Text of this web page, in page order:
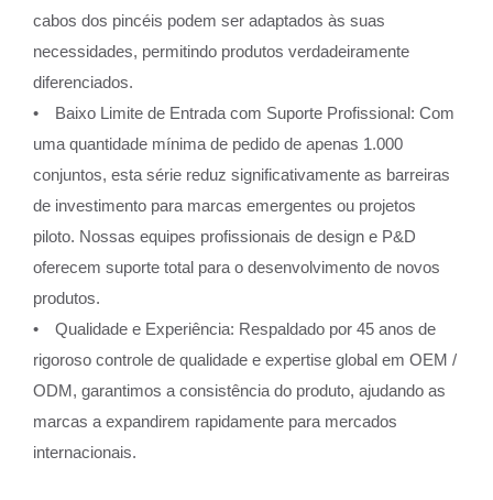
cabos dos pincéis podem ser adaptados às suas
necessidades, permitindo produtos verdadeiramente
diferenciados.
• Baixo Limite de Entrada com Suporte Profissional: Com
uma quantidade mínima de pedido de apenas 1.000
conjuntos, esta série reduz significativamente as barreiras
de investimento para marcas emergentes ou projetos
piloto. Nossas equipes profissionais de design e P&D
oferecem suporte total para o desenvolvimento de novos
produtos.
• Qualidade e Experiência: Respaldado por 45 anos de
rigoroso controle de qualidade e expertise global em OEM /
ODM, garantimos a consistência do produto, ajudando as
marcas a expandirem rapidamente para mercados
internacionais.